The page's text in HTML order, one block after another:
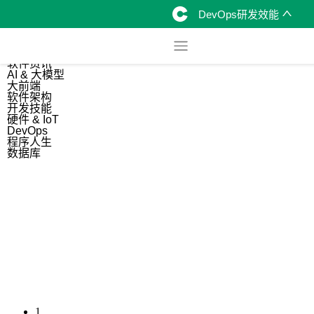
DevOps研发效能
软件资讯
AI & 大模型
大前端
软件架构
开发技能
硬件 & IoT
DevOps
程序人生
数据库
1